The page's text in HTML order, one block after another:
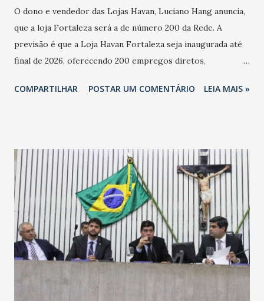
O dono e vendedor das Lojas Havan, Luciano Hang anuncia,
que a loja Fortaleza será a de número 200 da Rede. A
previsão é que a Loja Havan Fortaleza seja inaugurada até
final de 2026, oferecendo 200 empregos diretos,
Havan Fortaleza ainda não foi anunciada oficialmente, mas
COMPARTILHAR POSTAR UM COMENTÁRIO LEIA MAIS »